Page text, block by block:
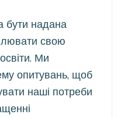
бути надана
свою
Ми
опитувань, щоб
наші потреби